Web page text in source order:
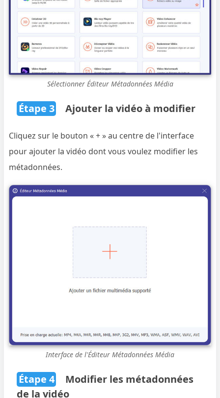
Sélectionner Éditeur Métadonnées Média
Étape 3 Ajouter la vidéo à modifier
Cliquez sur le bouton « + » au centre de l'interface
pour ajouter la vidéo dont vous voulez modifier les
métadonnées.
Interface de l'Éditeur Métadonnées Média
Étape 4
Modifier les métadonnées
de la vidéo